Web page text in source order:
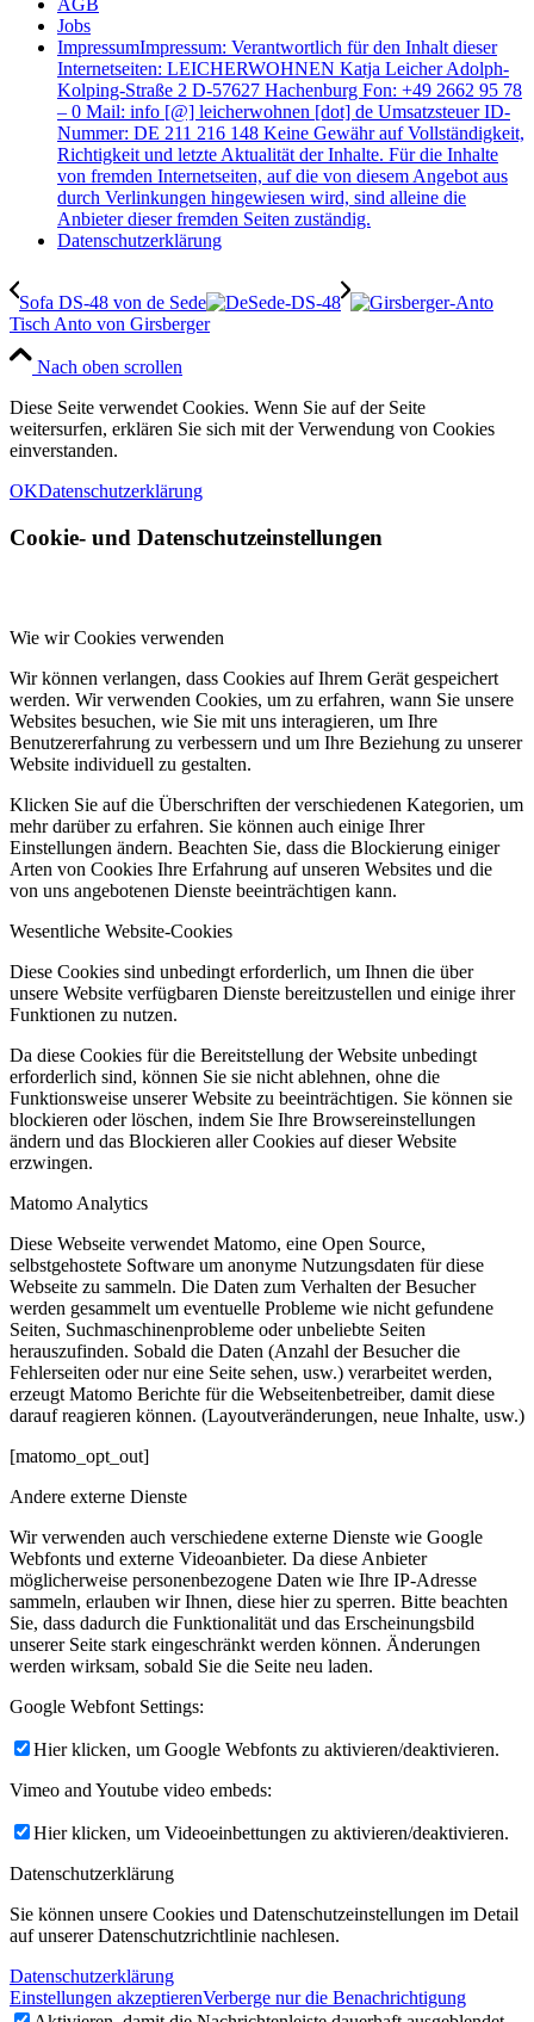
AGB
Jobs
ImpressumImpressum: Verantwortlich für den Inhalt dieser
Internetseiten: LEICHERWOHNEN Katja Leicher Adolph-
Kolping-Straße 2 D-57627 Hachenburg Fon: +49 2662 95 78
– 0 Mail: info [@] leicherwohnen [dot] de Umsatzsteuer ID-
Nummer: DE 211 216 148 Keine Gewähr auf Vollständigkeit,
Richtigkeit und letzte Aktualität der Inhalte. Für die Inhalte
von fremden Internetseiten, auf die von diesem Angebot aus
durch Verlinkungen hingewiesen wird, sind alleine die
Anbieter dieser fremden Seiten zuständig.
Datenschutzerklärung
Sofa DS-48 von de Sede
Tisch Anto von Girsberger
Nach oben scrollen
Diese Seite verwendet Cookies. Wenn Sie auf der Seite
weitersurfen, erklären Sie sich mit der Verwendung von Cookies
einverstanden.
OKDatenschutzerklärung
Cookie- und Datenschutzeinstellungen
Wie wir Cookies verwenden
Wir können verlangen, dass Cookies auf Ihrem Gerät gespeichert
werden. Wir verwenden Cookies, um zu erfahren, wann Sie unsere
Websites besuchen, wie Sie mit uns interagieren, um Ihre
Benutzererfahrung zu verbessern und um Ihre Beziehung zu unserer
Website individuell zu gestalten.
Klicken Sie auf die Überschriften der verschiedenen Kategorien, um
mehr darüber zu erfahren. Sie können auch einige Ihrer
Einstellungen ändern. Beachten Sie, dass die Blockierung einiger
Arten von Cookies Ihre Erfahrung auf unseren Websites und die
von uns angebotenen Dienste beeinträchtigen kann.
Wesentliche Website-Cookies
Diese Cookies sind unbedingt erforderlich, um Ihnen die über
unsere Website verfügbaren Dienste bereitzustellen und einige ihrer
Funktionen zu nutzen.
Da diese Cookies für die Bereitstellung der Website unbedingt
erforderlich sind, können Sie sie nicht ablehnen, ohne die
Funktionsweise unserer Website zu beeinträchtigen. Sie können sie
blockieren oder löschen, indem Sie Ihre Browsereinstellungen
ändern und das Blockieren aller Cookies auf dieser Website
erzwingen.
Matomo Analytics
Diese Webseite verwendet Matomo, eine Open Source,
selbstgehostete Software um anonyme Nutzungsdaten für diese
Webseite zu sammeln. Die Daten zum Verhalten der Besucher
werden gesammelt um eventuelle Probleme wie nicht gefundene
Seiten, Suchmaschinenprobleme oder unbeliebte Seiten
herauszufinden. Sobald die Daten (Anzahl der Besucher die
Fehlerseiten oder nur eine Seite sehen, usw.) verarbeitet werden,
erzeugt Matomo Berichte für die Webseitenbetreiber, damit diese
darauf reagieren können. (Layoutveränderungen, neue Inhalte, usw.)
[matomo_opt_out]
Andere externe Dienste
Wir verwenden auch verschiedene externe Dienste wie Google
Webfonts und externe Videoanbieter. Da diese Anbieter
möglicherweise personenbezogene Daten wie Ihre IP-Adresse
sammeln, erlauben wir Ihnen, diese hier zu sperren. Bitte beachten
Sie, dass dadurch die Funktionalität und das Erscheinungsbild
unserer Seite stark eingeschränkt werden können. Änderungen
werden wirksam, sobald Sie die Seite neu laden.
Google Webfont Settings:
Hier klicken, um Google Webfonts zu aktivieren/deaktivieren.
Vimeo and Youtube video embeds:
Hier klicken, um Videoeinbettungen zu aktivieren/deaktivieren.
Datenschutzerklärung
Sie können unsere Cookies und Datenschutzeinstellungen im Detail
auf unserer Datenschutzrichtlinie nachlesen.
Datenschutzerklärung
Einstellungen akzeptierenVerberge nur die Benachrichtigung